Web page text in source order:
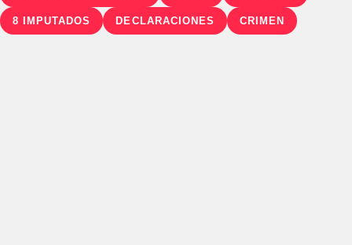
8 IMPUTADOS DECLARACIONES CRIMEN